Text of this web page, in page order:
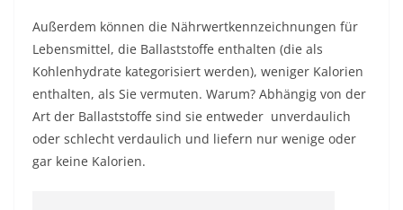
Außerdem können die Nährwertkennzeichnungen für
Lebensmittel, die Ballaststoffe enthalten (die als
Kohlenhydrate kategorisiert werden), weniger Kalorien
enthalten, als Sie vermuten. Warum? Abhängig von der
Art der Ballaststoffe sind sie entweder unverdaulich
oder schlecht verdaulich und liefern nur wenige oder
gar keine Kalorien.